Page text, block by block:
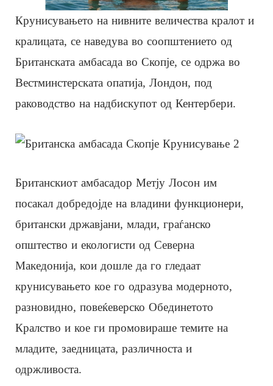
Крунисувањето на нивните величества кралот и
кралицата, се наведува во соопштението од
Британската амбасада во Скопје, се одржа во
Вестминстерската опатија, Лондон, под
раководство на надбискупот од Кентербери.
Британскиот амбасадор Метју Лосон им
посакал добредојде на владини функционери,
британски државјани, млади, граѓанско
општество и екологисти од Северна
Македонија, кои дошле да го гледаат
крунисувањето кое го одразува модерното,
разновидно, повеќеверско Обединетото
Кралство и кое ги промовираше темите на
младите, заедницата, различноста и
одржливоста.